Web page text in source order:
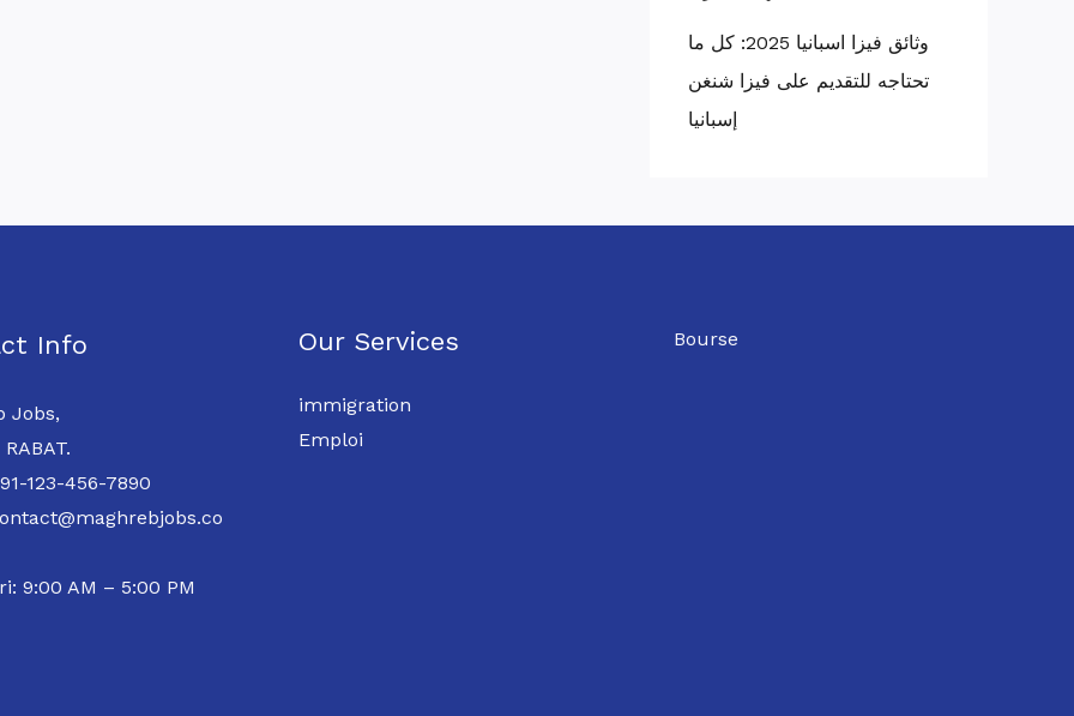
وثائق فيزا اسبانيا 2025: كل ما
تحتاجه للتقديم على فيزا شنغن
إسبانيا
Info
Jobs,
123-456-7890
9:00 AM – 5:00 PM
Our Services
immigration
Emploi
Bourse